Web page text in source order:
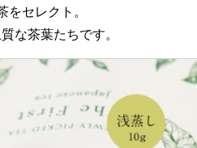
セレクト。
な茶葉たちです。